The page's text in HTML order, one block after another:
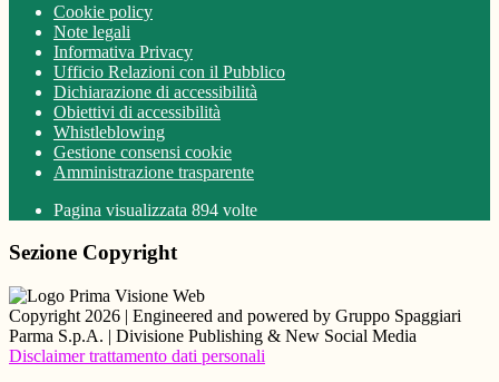
Cookie policy
Note legali
Informativa Privacy
Ufficio Relazioni con il Pubblico
Dichiarazione di accessibilità
Obiettivi di accessibilità
Whistleblowing
Gestione consensi cookie
Amministrazione trasparente
Pagina visualizzata 894 volte
Sezione Copyright
Copyright 2026 | Engineered and powered by Gruppo Spaggiari
Parma S.p.A. | Divisione Publishing & New Social Media
Disclaimer trattamento dati personali